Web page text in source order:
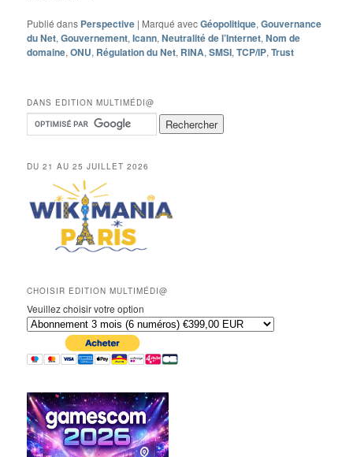
Publié dans Perspective | Marqué avecGéopolitique,Gouvernance
du Net,Gouvernement,Icann,Neutralité de l’Internet,Nom de
domaine,ONU, Régulation du Net, RINA,SMSI,TCP/IP,Trust
DANS EDITION MULTIMÉDI@
DU 21 AU 25 JUILLET 2026
CHOISIR EDITION MULTIMÉDI@
Veuillez choisir votre option